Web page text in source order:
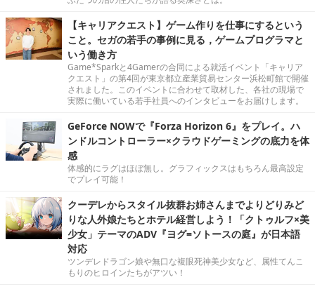
【キャリアクエスト】ゲーム作りを仕事にするという
こと。セガの若手の事例に見る，ゲームプログラマと
いう働き方
Game*Sparkと4Gamerの合同による就活イベント「キャリア
クエスト」の第4回が東京都立産業貿易センター浜松町館で開催
されました。このイベントに合わせて取材した、各社の現場で
実際に働いている若手社員へのインタビューをお届けします。
GeForce NOWで『Forza Horizon 6』をプレイ。ハ
ンドルコントローラー×クラウドゲーミングの底力を体
感
体感的にラグはほぼ無し。グラフィックスはもちろん最高設定
でプレイ可能！
クーデレからスタイル抜群お姉さんまでよりどりみど
りな人外娘たちとホテル経営しよう！「クトゥルフ×美
少女」テーマのADV『ヨグ=ソトースの庭』が日本語
対応
ツンデレドラゴン娘や無口な複眼死神美少女など、属性てんこ
もりのヒロインたちがアツい！